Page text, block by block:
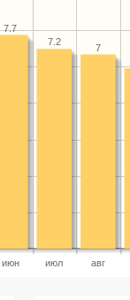
июн июл авг
7
7.2
7.7